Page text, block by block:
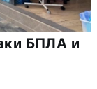
БПЛА и